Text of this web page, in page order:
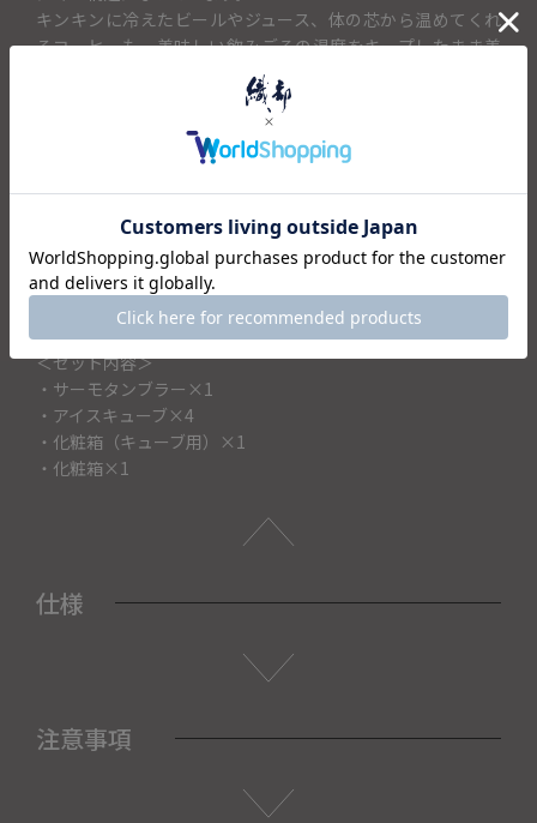
キンキンに冷えたビールやジュース、体の芯から温めてくれ
るコーヒーも、美味しい飲みごろの温度をキープしたまま美
セットの「プラチナム アイスクローバー4P」は、飲み物を薄
めずに冷たさを保つ、幸運を運ぶ四つ葉のクローバー型の冷
結婚祝いや新築祝い、大切な方の誕生日や記念日など、どな
たにも喜ばれる華やかで
実用的なブライダルギフトや贈り物としておすすめです。
＜セット内容＞
・サーモタンブラー×1
・アイスキューブ×4
・化粧箱（キューブ用）×1
・化粧箱×1
仕様
注意事項